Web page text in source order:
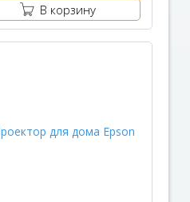
В корзину